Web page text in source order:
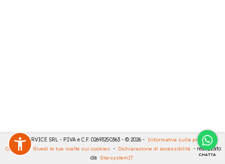
CHATTA
CASA SERVICE SRL - P.IVA e C.F. 02693250363 - © 2026 - Informativa sulla privacy -
Cookies
- Rivedi le tue scelte sui cookies - Dichiarazione di accessibilità - realizzato
da StarsystemIT